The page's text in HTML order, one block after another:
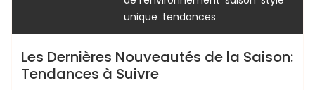
unique tendances
Les Dernières Nouveautés de la Saison:
Tendances à Suivre